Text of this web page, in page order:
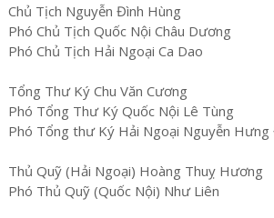
Chủ Tịch Nguyễn Đình Hùng
Phó Chủ Tịch Quốc Nội Châu Dương
Phó Chủ Tịch Hải Ngoại Ca Dao
Tổng Thư Ký Chu Văn Cương
Phó Tổng Thư Ký Quốc Nội Lê Tùng
Phó Tổng thư Ký Hải Ngoại Nguyễn Hưng
Thủ Quỹ (Hải Ngoại) Hoàng Thuỵ Hương
Phó Thủ Quỹ (Quốc Nội) Như Liên